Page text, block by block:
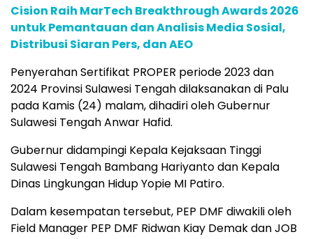
Cision Raih MarTech Breakthrough Awards 2026
untuk Pemantauan dan Analisis Media Sosial,
Distribusi Siaran Pers, dan AEO
Penyerahan Sertifikat PROPER periode 2023 dan
2024 Provinsi Sulawesi Tengah dilaksanakan di Palu
pada Kamis (24) malam, dihadiri oleh Gubernur
Sulawesi Tengah Anwar Hafid.
Gubernur didampingi Kepala Kejaksaan Tinggi
Sulawesi Tengah Bambang Hariyanto dan Kepala
Dinas Lingkungan Hidup Yopie MI Patiro.
Dalam kesempatan tersebut, PEP DMF diwakili oleh
Field Manager PEP DMF Ridwan Kiay Demak dan JOB